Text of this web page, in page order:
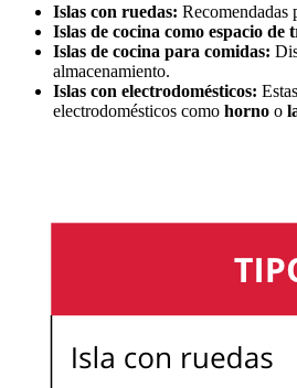
Islas con ruedas: Recomendadas
Islas de cocina como espacio de
Islas de cocina para comidas:
almacenamiento.
Islas con electrodomésticos:
electrodomésticos como horno o